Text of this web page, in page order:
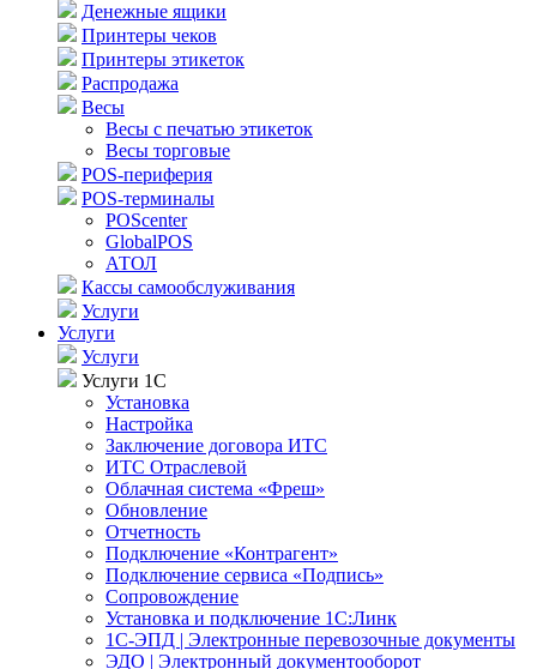
Денежные ящики
Принтеры чеков
Принтеры этикеток
Распродажа
Весы
Весы с печатью этикеток
Весы торговые
POS-периферия
POS-терминалы
POScenter
GlobalPOS
АТОЛ
Кассы самообслуживания
Услуги
Услуги
Услуги
Услуги 1С
Установка
Настройка
Заключение договора ИТС
ИТС Отраслевой
Облачная система «Фреш»
Обновление
Отчетность
Подключение «Контрагент»
Подключение сервиса «Подпись»
Сопровождение
Установка и подключение 1С:Линк
1С-ЭПД | Электронные перевозочные документы
ЭДО | Электронный документооборот